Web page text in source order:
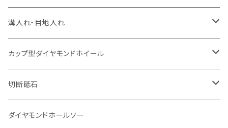
一般道路カッター用
セグメント（特殊凸凹加工チップ
セグメント
セグメント（特殊凸凹加工チップ
インターロッキング切断用
セグメントタイプ
一般道路カッター用
鋳鉄管切断用
セグメントタイプ
埋設鋳鉄管工事対応タイプ
ヒューム管・U字溝切断用
セグメント
アスファルト切断用
セグメント（特殊凸凹加工チップ
セグメント
セグメント（特殊凸凹加工チップ
レンガ切断用
セグメント
セグメント（特殊凸凹加工チップ
インターロッキング切断用
セグメントタイプ
一般道路カッター用
鋳鉄管切断用
セグメントタイプ
ヒューム管・U字溝切断用
一般道路カッター用
セグメントタイプ
インターロッキング切断用
セグメントタイプ
一般道路カッター用
鋳鉄管切断用
セグメントタイプ
埋設鋳鉄管工事対応タイプ
ヒューム管・U字溝切断用
セグメントタイプ
アスファルト切断用
有効長 250mm
有効長 370mm
Ｃロット
有効長 250mm
M27
有効長 250mm
道路（アスファルト用）
255mm（10インチ）
305mm（12インチ）
道路（コンクリート舗装面）
255mm（10インチ）
305mm（12インチ）
道路（アス・コン兼用）
305mm（12インチ）
溝入れ・目地入れ
V型チップ
ストレート型チップ
U型チップ
カップ型ダイヤモンドホイール
100mm（4インチ）
125mm（5インチ）
切断砥石
金属用
ダイヤモンドホールソー